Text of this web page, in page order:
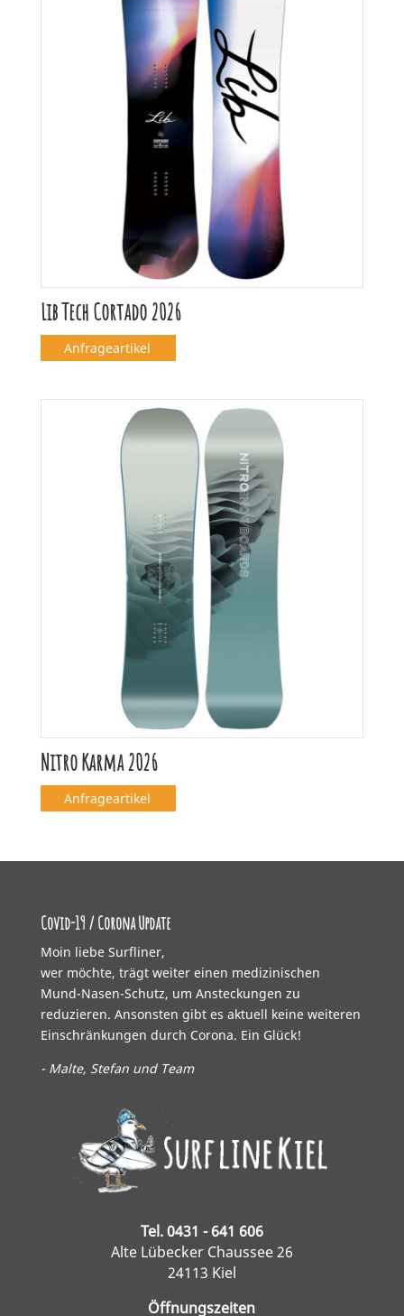
Lib Tech Cortado 2026
Anfrageartikel
Nitro Karma 2026
Anfrageartikel
Covid-19 / Corona Update
Moin liebe Surfliner,
wer möchte, trägt weiter einen medizinischen
Mund-Nasen-Schutz, um Ansteckungen zu
reduzieren. Ansonsten gibt es aktuell keine weiteren
Einschränkungen durch Corona. Ein Glück!
- Malte, Stefan und Team
Tel. 0431 - 641 606
Alte Lübecker Chaussee 26
24113 Kiel
Öffnungszeiten